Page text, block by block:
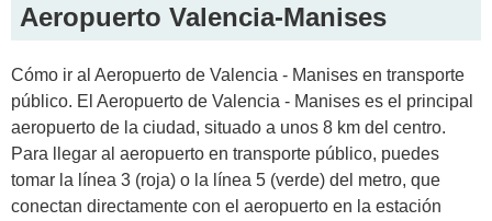
Aeropuerto Valencia-Manises
Cómo ir al Aeropuerto de Valencia - Manises en transporte
público. El Aeropuerto de Valencia - Manises es el principal
aeropuerto de la ciudad, situado a unos 8 km del centro.
Para llegar al aeropuerto en transporte público, puedes
tomar la línea 3 (roja) o la línea 5 (verde) del metro, que
conectan directamente con el aeropuerto en la estación